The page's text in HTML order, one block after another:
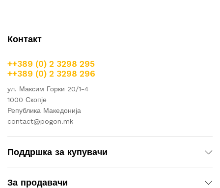
Контакт
++389 (0) 2 3298 295
++389 (0) 2 3298 296
ул. Максим Горки 20/1-4
1000 Скопје
Република Македонија
contact@pogon.mk
Поддршка за купувачи
За продавачи